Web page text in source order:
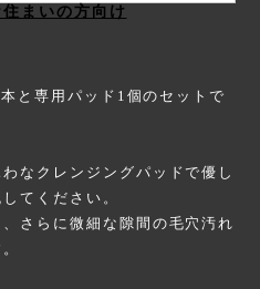
住まいの方向け
と専用パッド1個のセットで
なクレンジングパッドで優し
てください。
さらに微細な隙間の毛穴汚れ